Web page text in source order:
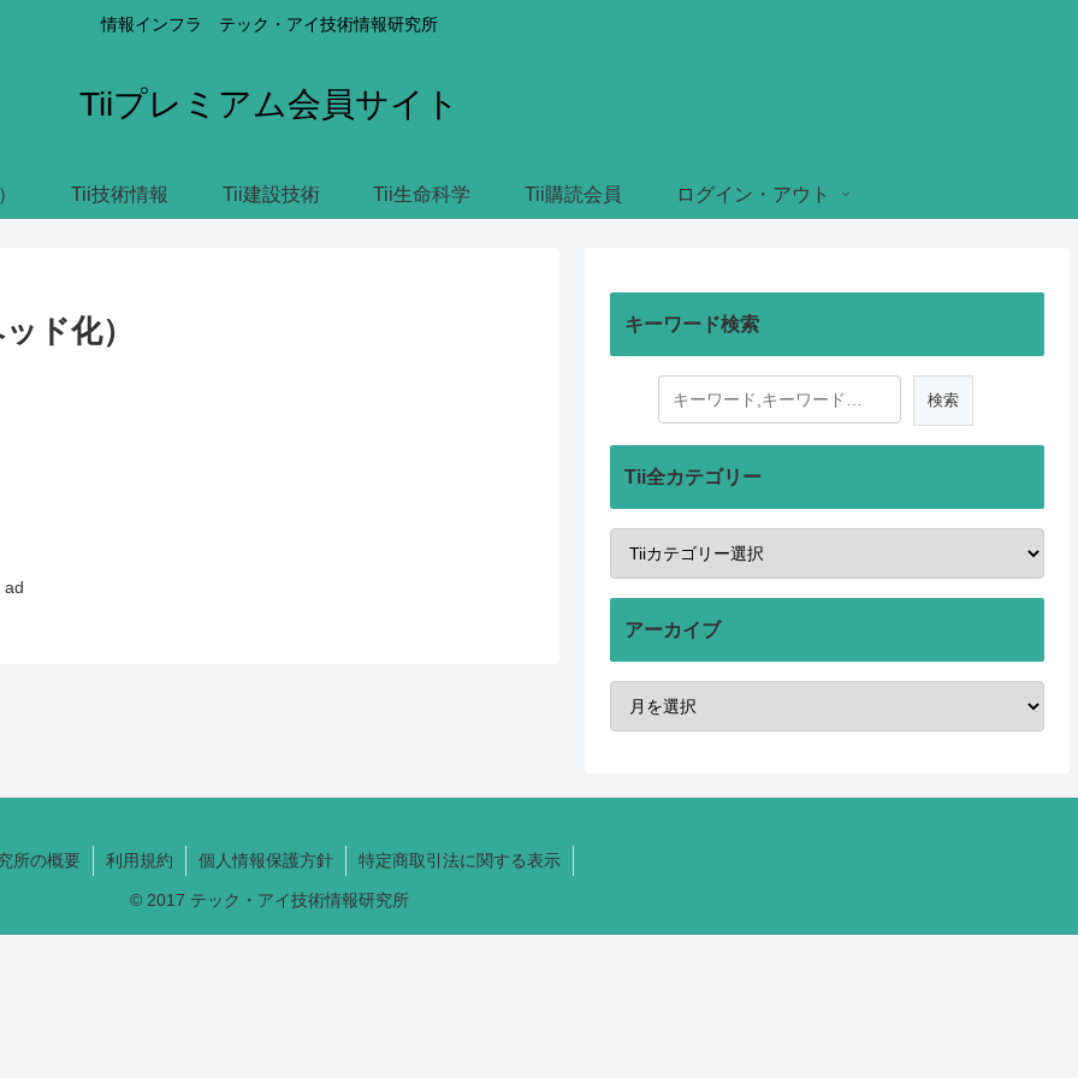
情報インフラ テック・アイ技術情報研究所
Tiiプレミアム会員サイト
Tii技術情報 Tii建設技術 Tii生命科学 Tii購読会員 ログイン・アウト
ド化）
ad
キーワード検索
Tii全カテゴリー
アーカイブ
所の概要 利用規約 個人情報保護方針 特定商取引法に関する表示
© 2017 テック・アイ技術情報研究所